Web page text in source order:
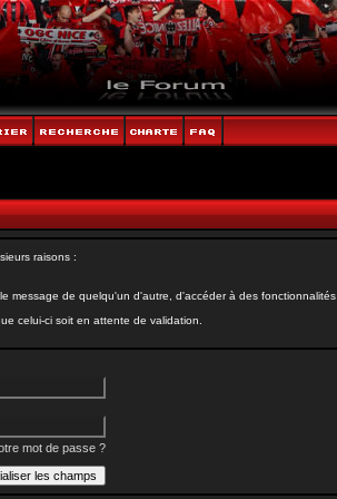
raisons :
message de quelqu'un d'autre, d'accéder à des fonctionnalités
celui-ci soit en attente de validation.
mot de passe ?